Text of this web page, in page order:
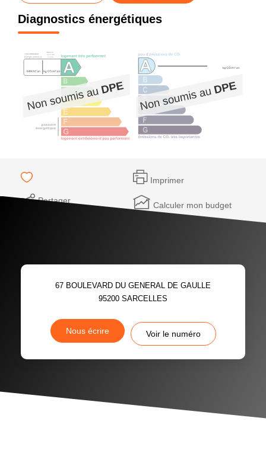
Diagnostics énergétiques
Imprimer
Partager Calculer mon budget
67 BOULEVARD DU GENERAL DE GAULLE
95200 SARCELLES
Nous écrire Voir le numéro